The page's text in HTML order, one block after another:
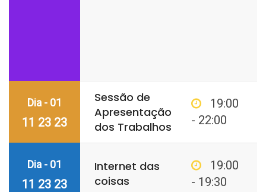
Dia - 01
11 23 23
Sessão de
Apresentação
dos Trabalhos
19:00
- 22:00
Dia - 01
11 23 23
Internet das
coisas
19:00
- 19:30